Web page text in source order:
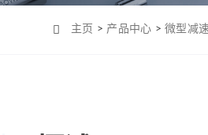
主页 > 产品中心 >微型减